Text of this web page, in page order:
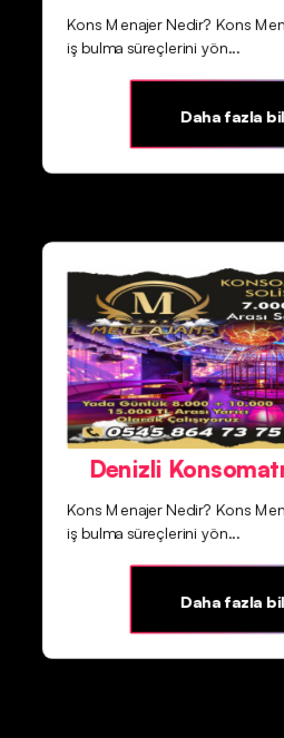
Kons Menajer Nedir? Kons
iş bulma süreçlerini yön...
Daha fazla
Denizli
Kons Menajer Nedir? Kons
iş bulma süreçlerini yön...
Daha fazla